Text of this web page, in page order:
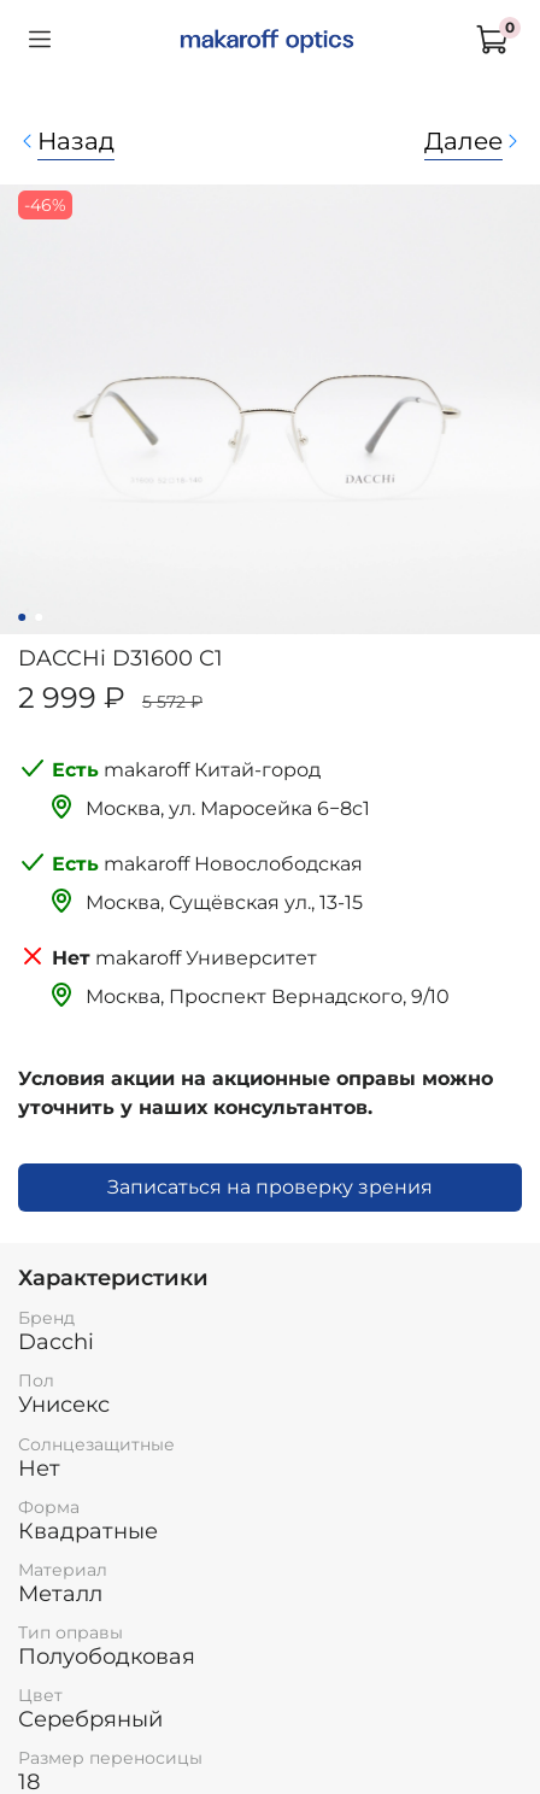
0
Назад Далее
-46%
DACCHi D31600 C1
2 999 ₽ 5 572 ₽
makaroff Китай-город
Москва, ‌‌‌‌ул. Маросейка 6−8с1
makaroff Новослободская
Москва, Сущёвская ул., 13-15
makaroff Университет
Москва, Проспект Вернадского, 9/10
Условия акции на акционные оправы можно
уточнить у наших консультантов.
Записаться на проверку зрения
Характеристики
Бренд
Dacchi
Пол
Унисекс
Солнцезащитные
Нет
Форма
Квадратные
Материал
Металл
Тип оправы
Полуободковая
Цвет
Серебряный
Размер переносицы
18